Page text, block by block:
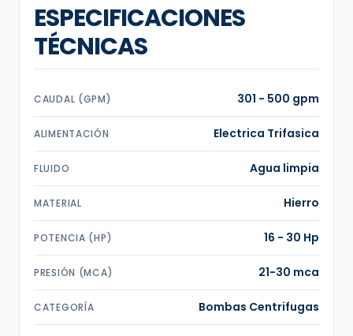
ESPECIFICACIONES
TÉCNICAS
CAUDAL (GPM) 301 - 500 gpm
ALIMENTACIÓN Electrica Trifasica
FLUIDO Agua limpia
MATERIAL Hierro
POTENCIA (HP) 16 - 30 Hp
PRESIÓN (MCA) 21-30 mca
CATEGORÍA Bombas Centrifugas